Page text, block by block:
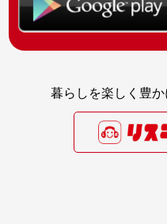
暮らしを楽しく豊か